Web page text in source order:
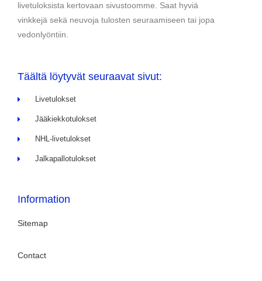
livetuloksista kertovaan sivustoomme. Saat hyviä
vinkkejä sekä neuvoja tulosten seuraamiseen tai jopa
vedonlyöntiin.
Täältä löytyvät seuraavat sivut:
Livetulokset
Jääkiekkotulokset
NHL-livetulokset
Jalkapallotulokset
Information
Sitemap
Contact